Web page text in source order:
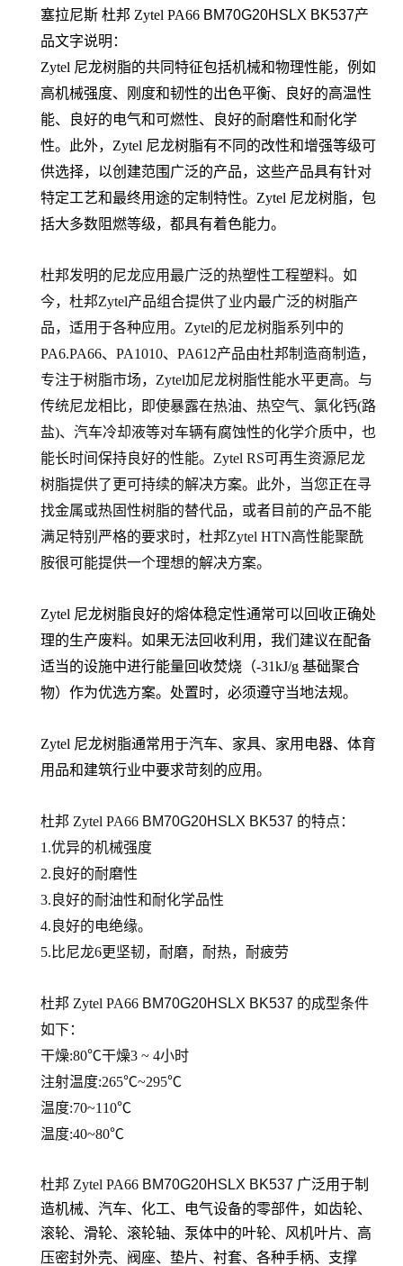
塞拉尼斯 杜邦 Zytel PA66 BM70G20HSLX BK537产
品文字说明：
Zytel 尼龙树脂的共同特征包括机械和物理性能，例如
高机械强度、刚度和韧性的出色平衡、良好的高温性
能、良好的电气和可燃性、良好的耐磨性和耐化学
性。此外，Zytel 尼龙树脂有不同的改性和增强等级可
供选择，以创建范围广泛的产品，这些产品具有针对
特定工艺和最终用途的定制特性。Zytel 尼龙树脂，包
括大多数阻燃等级，都具有着色能力。
杜邦发明的尼龙应用最广泛的热塑性工程塑料。如
今，杜邦Zytel产品组合提供了业内最广泛的树脂产
品，适用于各种应用。Zytel的尼龙树脂系列中的
PA6.PA66、PA1010、PA612产品由杜邦制造商制造，
专注于树脂市场，Zytel加尼龙树脂性能水平更高。与
传统尼龙相比，即使暴露在热油、热空气、氯化钙(路
盐)、汽车冷却液等对车辆有腐蚀性的化学介质中，也
能长时间保持良好的性能。Zytel RS可再生资源尼龙
树脂提供了更可持续的解决方案。此外，当您正在寻
找金属或热固性树脂的替代品，或者目前的产品不能
满足特别严格的要求时，杜邦Zytel HTN高性能聚酰
胺很可能提供一个理想的解决方案。
Zytel 尼龙树脂良好的熔体稳定性通常可以回收正确处
理的生产废料。如果无法回收利用，我们建议在配备
适当的设施中进行能量回收焚烧（-31kJ/g 基础聚合
物）作为优选方案。处置时，必须遵守当地法规。
Zytel 尼龙树脂通常用于汽车、家具、家用电器、体育
用品和建筑行业中要求苛刻的应用。
杜邦 Zytel PA66 BM70G20HSLX BK537 的特点：
1.优异的机械强度
2.良好的耐磨性
3.良好的耐油性和耐化学品性
4.良好的电绝缘。
5.比尼龙6更坚韧，耐磨，耐热，耐疲劳
杜邦 Zytel PA66 BM70G20HSLX BK537 的成型条件
如下：
干燥:80℃干燥3 ~ 4小时
注射温度:265℃~295℃
温度:70~110℃
温度:40~80℃
杜邦 Zytel PA66 BM70G20HSLX BK537 广泛用于制
造机械、汽车、化工、电气设备的零部件，如齿轮、
滚轮、滑轮、滚轮轴、泵体中的叶轮、风机叶片、高
压密封外壳、阀座、垫片、衬套、各种手柄、支撑